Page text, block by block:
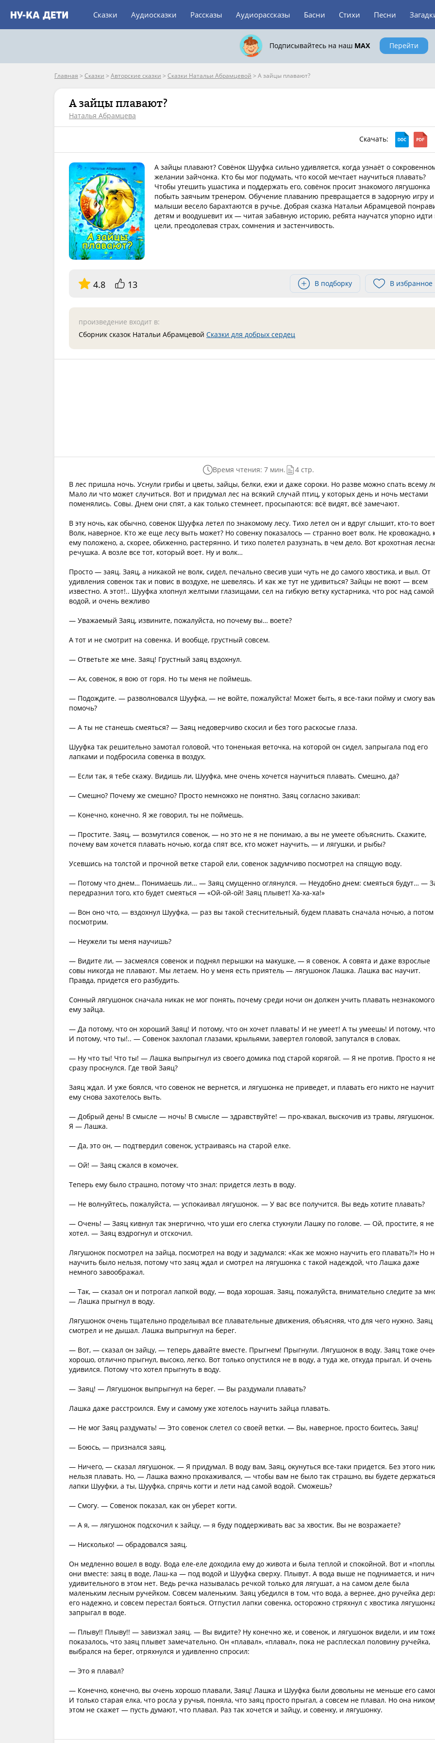
Сказки Аудиосказки Рассказы Аудиорассказы Басни Стихи Песни
Подписывайтесь на наш MAX Перейти
Главная > Сказки > Авторские сказки > Сказки Натальи Абрамцевой > А зайцы плавают?
А зайцы плавают?
Наталья Абрамцева
Скачать:
А зайцы плавают? Совёнок Шууфка сильно удивляется, когда узнаёт о
желании зайчонка. Кто бы мог подумать, что косой мечтает научиться плавать?
Чтобы утешить ушастика и поддержать его, совёнок просит знакомого лягушонка
побыть заячьим тренером. Обучение плаванию превращается в задорную игру и
малыши весело барахтаются в ручье. Добрая сказка Натальи Абрамцевой
детям и воодушевит их — читая забавную историю, ребята научатся упорно идти
цели, преодолевая страх, сомнения и застенчивость.
4.8 13 В подборку В избранное
произведение входит в:
Сборник сказок Натальи Абрамцевой Сказки для добрых сердец
Время чтения: 7 мин.
4 стр.
В лес пришла ночь. Уснули грибы и цветы, зайцы, белки, ежи и даже сороки. Но разве можно спать всему
Мало ли что может случиться. Вот и придумал лес на всякий случай птиц, у которых день и ночь местами
поменялись. Совы. Днем они спят, а как только стемнеет, просыпаются: всё видят, всё замечают.
В эту ночь, как обычно, совенок Шууфка летел по знакомому лесу. Тихо летел он и вдруг слышит, кто-то
Волк, наверное. Кто же еще лесу выть может? Но совенку показалось — странно воет волк. Не кровожадно,
ему положено, а, скорее, обиженно, растерянно. И тихо полетел разузнать, в чем дело. Вот крохотная
речушка. А возле все тот, который воет. Ну и волк…
Просто — заяц. Заяц, а никакой не волк, сидел, печально свесив уши чуть не до самого хвостика, и выл. От
удивления совенок так и повис в воздухе, не шевелясь. И как же тут не удивиться? Зайцы не воют — всем
известно. А этот!.. Шууфка хлопнул желтыми глазищами, сел на гибкую ветку кустарника, что рос над самой
водой, и очень вежливо
— Уважаемый Заяц, извините, пожалуйста, но почему вы… воете?
А тот и не смотрит на совенка. И вообще, грустный совсем.
— Ответьте же мне. Заяц! Грустный заяц вздохнул.
— Ах, совенок, я вою от горя. Но ты меня не поймешь.
— Подождите. — разволновался Шууфка, — не войте, пожалуйста! Может быть, я все-таки пойму и смогу
помочь?
— А ты не станешь смеяться? — Заяц недоверчиво скосил и без того раскосые глаза.
Шууфка так решительно замотал головой, что тоненькая веточка, на которой он сидел, запрыгала под его
лапками и подбросила совенка в воздух.
— Если так, я тебе скажу. Видишь ли, Шууфка, мне очень хочется научиться плавать. Смешно, да?
— Смешно? Почему же смешно? Просто немножко не понятно. Заяц согласно закивал:
— Конечно, конечно. Я же говорил, ты не поймешь.
— Простите. Заяц, — возмутился совенок, — но это не я не понимаю, а вы не умеете объяснить. Скажите,
почему вам хочется плавать ночью, когда спят все, кто может научить, — и лягушки, и рыбы?
Усевшись на толстой и прочной ветке старой ели, совенок задумчиво посмотрел на спящую воду.
— Потому что днем… Понимаешь ли… — Заяц смущенно оглянулся. — Неудобно днем: смеяться будут… —
передразнил того, кто будет смеяться — «Ой-ой-ой! Заяц плывет! Ха-ха-ха!»
— Вон оно что, — вздохнул Шууфка, — раз вы такой стеснительный, будем плавать сначала ночью, а потом
посмотрим.
— Неужели ты меня научишь?
— Видите ли, — засмеялся совенок и поднял перышки на макушке, — я совенок. А совята и даже взрослые
совы никогда не плавают. Мы летаем. Но у меня есть приятель — лягушонок Лашка. Лашка вас научит.
Правда, придется его разбудить.
Сонный лягушонок сначала никак не мог понять, почему среди ночи он должен учить плавать незнакомого
ему зайца.
— Да потому, что он хороший Заяц! И потому, что он хочет плавать! И не умеет! А ты умеешь! И потому,
И потому, что ты!.. — Совенок захлопал глазами, крыльями, завертел головой, запутался в словах.
— Ну что ты! Что ты! — Лашка выпрыгнул из своего домика под старой корягой. — Я не против. Просто я
сразу проснулся. Где твой Заяц?
Заяц ждал. И уже боялся, что совенок не вернется, и лягушонка не приведет, и плавать его никто не
ему снова захотелось выть.
— Добрый день! В смысле — ночь! В смысле — здравствуйте! — про-квакал, выскочив из травы,
Я — Лашка.
— Да, это он, — подтвердил совенок, устраиваясь на старой елке.
— Ой! — Заяц сжался в комочек.
Теперь ему было страшно, потому что знал: придется лезть в воду.
— Не волнуйтесь, пожалуйста, — успокаивал лягушонок. — У вас все получится. Вы ведь хотите плавать?
— Очень! — Заяц кивнул так энергично, что уши его слегка стукнули Лашку по голове. — Ой, простите, я не
хотел. — Заяц вздрогнул и отскочил.
Лягушонок посмотрел на зайца, посмотрел на воду и задумался: «Как же можно научить его плавать?!» Но
научить было нельзя, потому что заяц ждал и смотрел на лягушонка с такой надеждой, что Лашка даже
немного завоображал.
— Так, — сказал он и потрогал лапкой воду, — вода хорошая. Заяц, пожалуйста, внимательно следите за
— Лашка прыгнул в воду.
Лягушонок очень тщательно проделывал все плавательные движения, объясняя, что для чего нужно. Заяц
смотрел и не дышал. Лашка выпрыгнул на берег.
— Вот, — сказал он зайцу, — теперь давайте вместе. Прыгнем! Прыгнули. Лягушонок в воду. Заяц тоже
хорошо, отлично прыгнул, высоко, легко. Вот только опустился не в воду, а туда же, откуда прыгал. И очень
удивился. Потому что хотел прыгнуть в воду.
— Заяц! — Лягушонок выпрыгнул на берег. — Вы раздумали плавать?
Лашка даже расстроился. Ему и самому уже хотелось научить зайца плавать.
— Не мог Заяц раздумать! — Это совенок слетел со своей ветки. — Вы, наверное, просто боитесь, Заяц!
— Боюсь, — признался заяц.
— Ничего, — сказал лягушонок. — Я придумал. В воду вам, Заяц, окунуться все-таки придется. Без этого
нельзя плавать. Но, — Лашка важно прохаживался, — чтобы вам не было так страшно, вы будете
лапки Шууфки, а ты, Шууфка, спрячь когти и лети над самой водой. Сможешь?
— Смогу. — Совенок показал, как он уберет когти.
— А я, — лягушонок подскочил к зайцу, — я буду поддерживать вас за хвостик. Вы не возражаете?
— Нисколько! — обрадовался заяц.
Он медленно вошел в воду. Вода еле-еле доходила ему до живота и была теплой и спокойной. Вот и
они вместе: заяц в воде, Лаш-ка — под водой и Шууфка сверху. Плывут. А вода выше не поднимается, и
удивительного в этом нет. Ведь речка называлась речкой только для лягушат, а на самом деле была
маленьким лесным ручейком. Совсем маленьким. Заяц убедился в том, что вода, а вернее, дно ручейка
его надежно, и совсем перестал бояться. Отпустил лапки совенка, осторожно стряхнул с хвостика
запрыгал в воде.
— Плыву!! Плыву!! — завизжал заяц. — Вы видите? Ну конечно же, и совенок, и лягушонок видели, и им
показалось, что заяц плывет замечательно. Он «плавал», «плавал», пока не расплескал половину ручейка,
выбрался на берег, отряхнулся и удивленно спросил:
— Это я плавал?
— Конечно, конечно, вы очень хорошо плавали, Заяц! Лашка и Шууфка были довольны не меньше его
И только старая елка, что росла у ручья, поняла, что заяц просто прыгал, а совсем не плавал. Но она
этом не скажет — пусть думают, что плавал. Раз так хочется и зайцу, и совенку, и лягушонку.